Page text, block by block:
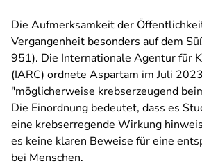
Die Aufmerksamkeit der
Vergangenheit besonders auf dem
951). Die Internationale Agentur für
(IARC) ordnete Aspartam im Juli
"möglicherweise krebserzeugend
Die Einordnung bedeutet, dass es
eine krebserregende Wirkung
es keine klaren Beweise für eine
bei Menschen.